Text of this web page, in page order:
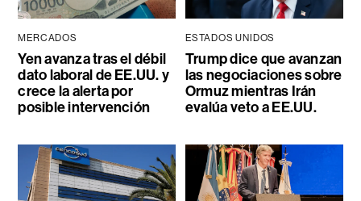
MERCADOS
Yen avanza tras el débil
dato laboral de EE.UU. y
crece la alerta por
posible intervención
ESTADOS UNIDOS
Trump dice que avanzan
las negociaciones sobre
Ormuz mientras Irán
evalúa veto a EE.UU.